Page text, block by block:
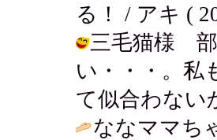
る！ / アキ (
三毛猫様 部
い・・・。私
て似合わない
ななママち